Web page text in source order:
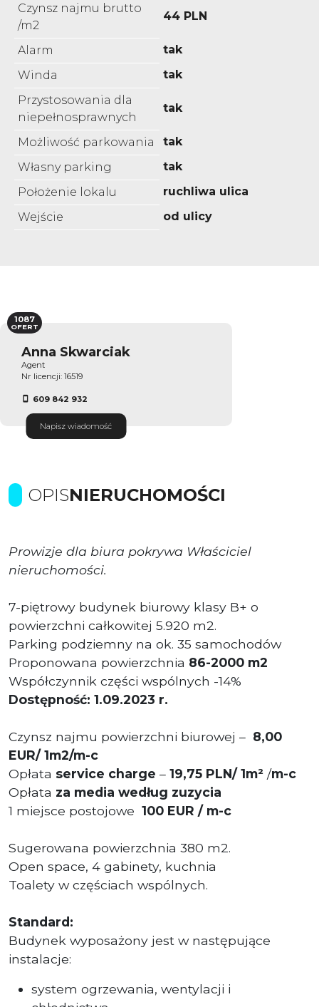
Czynsz najmu brutto
/m2
44 PLN
Alarm
tak
Winda
tak
Przystosowania dla
niepełnosprawnych
tak
Możliwość parkowania
tak
Własny parking
tak
Położenie lokalu
ruchliwa ulica
Wejście
od ulicy
Anna Skwarciak
Agent
Nr licencji: 16519
609 842 932
Napisz wiadomość
1087
OFERT
OPISNIERUCHOMOŚCI
Prowizje dla biura pokrywa Właściciel
nieruchomości.
7-piętrowy budynek biurowy klasy B+ o
powierzchni całkowitej 5.920 m2.
Parking podziemny na ok. 35 samochodów
Proponowana powierzchnia 86-2000 m2
Współczynnik części wspólnych -14%
Dostępność: 1.09.2023 r.
Czynsz najmu powierzchni biurowej – 8,00
EUR/ 1m2/m-c
Opłata service charge – 19,75 PLN/ 1m² /m-c
Opłata za media według zuzycia
1 miejsce postojowe 100 EUR / m-c
Sugerowana powierzchnia 380 m2.
Open space, 4 gabinety, kuchnia
Toalety w częściach wspólnych.
Standard:
Budynek wyposażony jest w następujące
instalacje:
system ogrzewania, wentylacji i